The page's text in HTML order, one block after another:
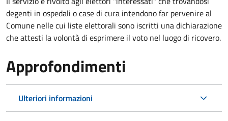
degenti in ospedali o case di cura intendono far pervenire al
Comune nelle cui liste elettorali sono iscritti una dichiarazione
che attesti la volontà di esprimere il voto nel luogo di ricovero.
Approfondimenti
Ulteriori informazioni